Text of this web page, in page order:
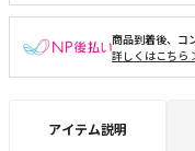
商品到着後、コ
詳しくはこちら
アイテム説明